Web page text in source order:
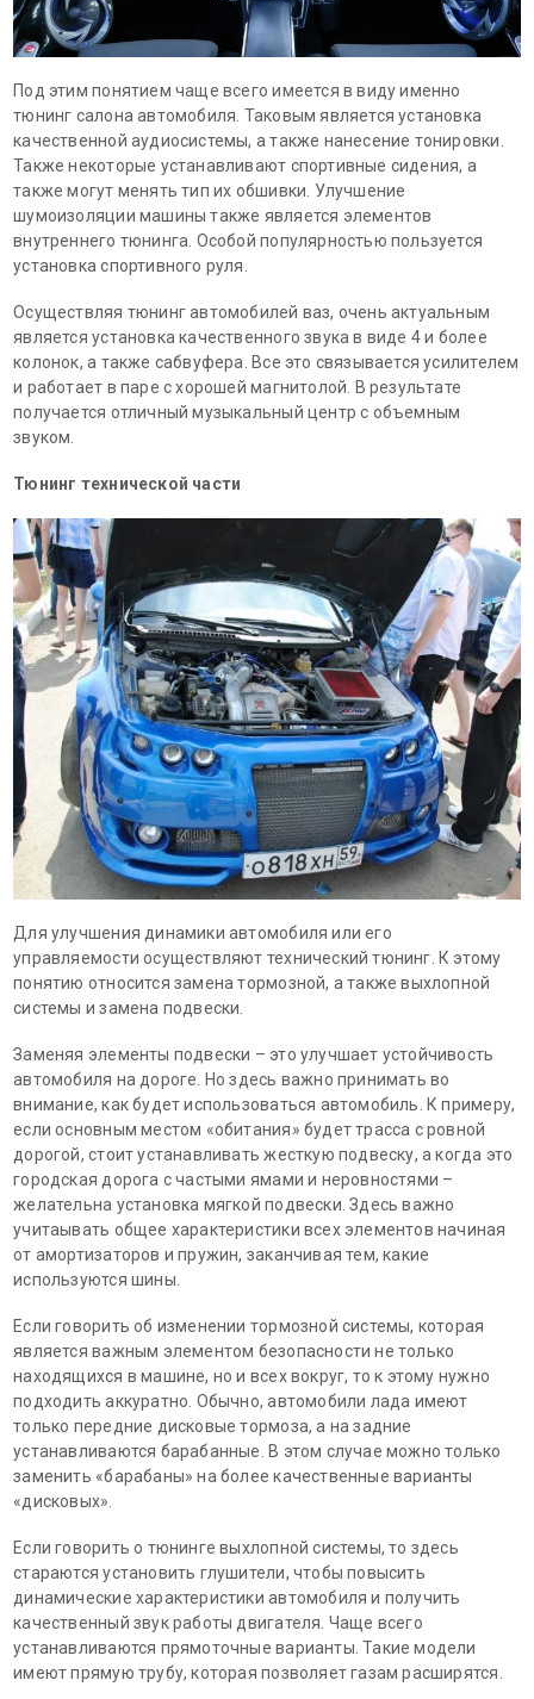
Под этим понятием чаще всего имеется в виду именно
тюнинг салона автомобиля. Таковым является установка
качественной аудиосистемы, а также нанесение тонировки.
Также некоторые устанавливают спортивные сидения, а
также могут менять тип их обшивки. Улучшение
шумоизоляции машины также является элементов
внутреннего тюнинга. Особой популярностью пользуется
установка спортивного руля.
Осуществляя тюнинг автомобилей ваз, очень актуальным
является установка качественного звука в виде 4 и более
колонок, а также сабвуфера. Все это связывается усилителем
и работает в паре с хорошей магнитолой. В результате
получается отличный музыкальный центр с объемным
звуком.
Тюнинг технической части
Для улучшения динамики автомобиля или его
управляемости осуществляют технический тюнинг. К этому
понятию относится замена тормозной, а также выхлопной
системы и замена подвески.
Заменяя элементы подвески – это улучшает устойчивость
автомобиля на дороге. Но здесь важно принимать во
внимание, как будет использоваться автомобиль. К примеру,
если основным местом «обитания» будет трасса с ровной
дорогой, стоит устанавливать жесткую подвеску, а когда это
городская дорога с частыми ямами и неровностями –
желательна установка мягкой подвески. Здесь важно
учитаывать общее характеристики всех элементов начиная
от амортизаторов и пружин, заканчивая тем, какие
используются шины.
Если говорить об изменении тормозной системы, которая
является важным элементом безопасности не только
находящихся в машине, но и всех вокруг, то к этому нужно
подходить аккуратно. Обычно, автомобили лада имеют
только передние дисковые тормоза, а на задние
устанавливаются барабанные. В этом случае можно только
заменить «барабаны» на более качественные варианты
«дисковых».
Если говорить о тюнинге выхлопной системы, то здесь
стараются установить глушители, чтобы повысить
динамические характеристики автомобиля и получить
качественный звук работы двигателя. Чаще всего
устанавливаются прямоточные варианты. Такие модели
имеют прямую трубу, которая позволяет газам расширятся.